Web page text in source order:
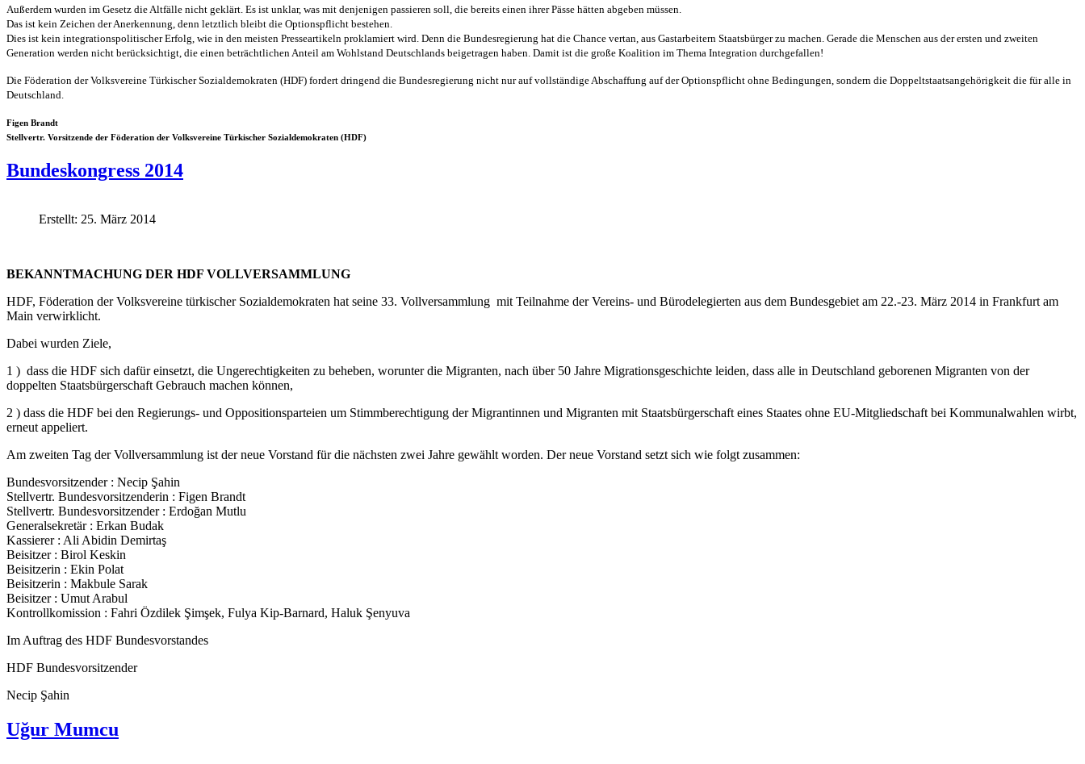
Außerdem wurden im Gesetz die Altfälle nicht geklärt. Es ist unklar, was mit denjenigen passieren soll, die bereits einen ihrer Pässe hätten abgeben müssen.
Das ist kein Zeichen der Anerkennung, denn letztlich bleibt die Optionspflicht bestehen.
Dies ist kein integrationspolitischer Erfolg, wie in den meisten Presseartikeln proklamiert wird. Denn die Bundesregierung hat die Chance vertan, aus Gastarbeitern Staatsbürger zu machen. Gerade die Menschen aus der ersten und zweiten
Generation werden nicht berücksichtigt, die einen beträchtlichen Anteil am Wohlstand Deutschlands beigetragen haben. Damit ist die große Koalition im Thema Integration durchgefallen!
Die Föderation der Volksvereine Türkischer Sozialdemokraten (HDF) fordert dringend die Bundesregierung nicht nur auf vollständige Abschaffung auf der Optionspflicht ohne Bedingungen, sondern die Doppeltstaatsangehörigkeit die für alle in
Deutschland.
Figen Brandt
Stellvertr. Vorsitzende der Föderation der Volksvereine Türkischer Sozialdemokraten (HDF)
Bundeskongress 2014
Erstellt: 25. März 2014
BEKANNTMACHUNG DER HDF VOLLVERSAMMLUNG
HDF, Föderation der Volksvereine türkischer Sozialdemokraten hat seine 33. Vollversammlung mit Teilnahme der Vereins- und Bürodelegierten aus dem Bundesgebiet am 22.-23. März 2014 in Frankfurt am
Main verwirklicht.
Dabei wurden Ziele,
1 ) dass die HDF sich dafür einsetzt, die Ungerechtigkeiten zu beheben, worunter die Migranten, nach über 50 Jahre Migrationsgeschichte leiden, dass alle in Deutschland geborenen Migranten von der
doppelten Staatsbürgerschaft Gebrauch machen können,
2 ) dass die HDF bei den Regierungs- und Oppositionsparteien um Stimmberechtigung der Migrantinnen und Migranten mit Staatsbürgerschaft eines Staates ohne EU-Mitgliedschaft bei Kommunalwahlen wirbt,
erneut appeliert.
Am zweiten Tag der Vollversammlung ist der neue Vorstand für die nächsten zwei Jahre gewählt worden. Der neue Vorstand setzt sich wie folgt zusammen:
Bundesvorsitzender : Necip Şahin
Stellvertr. Bundesvorsitzenderin : Figen Brandt
Stellvertr. Bundesvorsitzender : Erdoğan Mutlu
Generalsekretär : Erkan Budak
Kassierer : Ali Abidin Demirtaş
Beisitzer : Birol Keskin
Beisitzerin : Ekin Polat
Beisitzerin : Makbule Sarak
Beisitzer : Umut Arabul
Kontrollkomission : Fahri Özdilek Şimşek, Fulya Kip-Barnard, Haluk Şenyuva
Im Auftrag des HDF Bundesvorstandes
HDF Bundesvorsitzender
Necip Şahin
Uğur Mumcu